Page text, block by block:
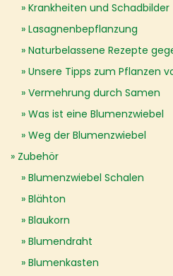
Krankheiten und Schadbilder
Lasagnenbepflanzung
Naturbelassene Rezepte
Unsere Tipps zum Pflanzen
Vermehrung durch Samen
Was ist eine Blumenzwiebel
Weg der Blumenzwiebel
Zubehör
Blumenzwiebel Schalen
Blähton
Blaukorn
Blumendraht
Blumenkasten